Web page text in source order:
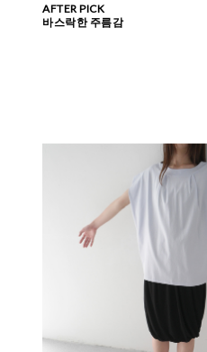
AFTER PICK
바스락한 주름감